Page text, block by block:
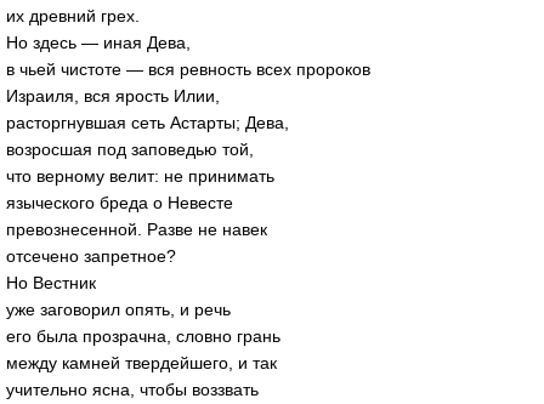
их древний грех.
Но здесь — иная Дева,
в чьей чистоте — вся ревность всех пророков
Израиля, вся ярость Илии,
расторгнувшая сеть Астарты; Дева,
возросшая под заповедью той,
что верному велит: не принимать
языческого бреда о Невесте
превознесенной. Разве не навек
отсечено запретное?
Но Вестник
уже заговорил опять, и речь
его была прозрачна, словно грань
между камней твердейшего, и так
учительно ясна, чтобы воззвать